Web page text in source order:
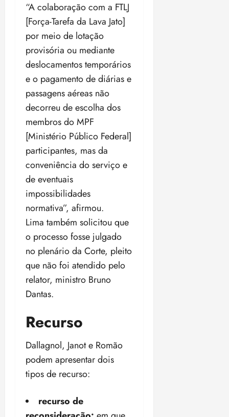
“A colaboração com a FTLJ
[Força-Tarefa da Lava Jato]
por meio de lotação
provisória ou mediante
deslocamentos temporários
e o pagamento de diárias e
passagens aéreas não
decorreu de escolha dos
membros do MPF
[Ministério Público Federal]
participantes, mas da
conveniência do serviço e
de eventuais
impossibilidades
normativa”, afirmou.
Lima também solicitou que
o processo fosse julgado
no plenário da Corte, pleito
que não foi atendido pelo
relator, ministro Bruno
Dantas.
Recurso
Dallagnol, Janot e Romão
podem apresentar dois
tipos de recurso:
recurso de